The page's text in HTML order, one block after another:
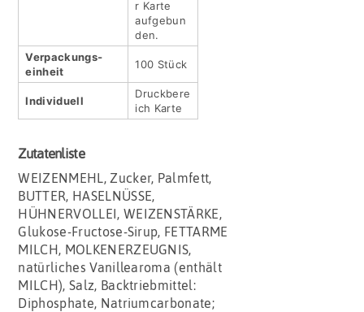
r Karte
aufgebun
den.
Verpackungs­
einheit
100 Stück
Indivi­duell
Druckbere
ich Karte
Zutatenliste
WEIZENMEHL, Zucker, Palmfett,
BUTTER, HASELNÜSSE,
HÜHNERVOLLEI, WEIZENSTÄRKE,
Glukose-Fructose-Sirup, FETTARME
MILCH, MOLKENERZEUGNIS,
natürliches Vanillearoma (enthält
MILCH), Salz, Backtriebmittel:
Diphosphate, Natriumcarbonate;